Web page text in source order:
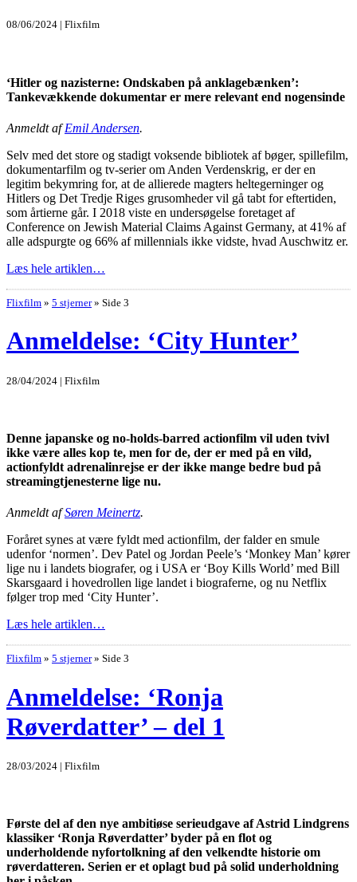
08/06/2024 | Flixfilm
‘Hitler og nazisterne: Ondskaben på anklagebænken’:
Tankevækkende dokumentar er mere relevant end nogensinde
Anmeldt afEmil Andersen.
Selv med det store og stadigt voksende bibliotek af bøger, spillefilm,
dokumentarfilm og tv-serier om Anden Verdenskrig, er der en
legitim bekymring for, at de allierede magters heltegerninger og
Hitlers og Det Tredje Riges grusomheder vil gå tabt for eftertiden,
som årtierne går. I 2018 viste en undersøgelse foretaget af
Conference on Jewish Material Claims Against Germany, at 41% af
alle adspurgte og 66% af millennials ikke vidste, hvad Auschwitz er.
Læs hele artiklen…
Flixfilm » 5 stjerner » Side 3
Anmeldelse: ‘City Hunter’
28/04/2024 | Flixfilm
Denne japanske og no-holds-barred actionfilm vil uden tvivl
ikke være alles kop te, men for de, der er med på en vild,
actionfyldt adrenalinrejse er der ikke mange bedre bud på
streamingtjenesterne lige nu.
Anmeldt afSøren Meinertz.
Foråret synes at være fyldt med actionfilm, der falder en smule
udenfor ‘normen’. Dev Patel og Jordan Peele’s ‘Monkey Man’ kører
lige nu i landets biografer, og i USA er ‘Boy Kills World’ med Bill
Skarsgaard i hovedrollen lige landet i biograferne, og nu Netflix
følger trop med ‘City Hunter’.
Læs hele artiklen…
Flixfilm » 5 stjerner » Side 3
Anmeldelse: ‘Ronja
Røverdatter’ – del 1
28/03/2024 | Flixfilm
Første del af den nye ambitiøse serieudgave af Astrid Lindgrens
klassiker ‘Ronja Røverdatter’ byder på en flot og
underholdende nyfortolkning af den velkendte historie om
røverdatteren. Serien er et oplagt bud på solid underholdning